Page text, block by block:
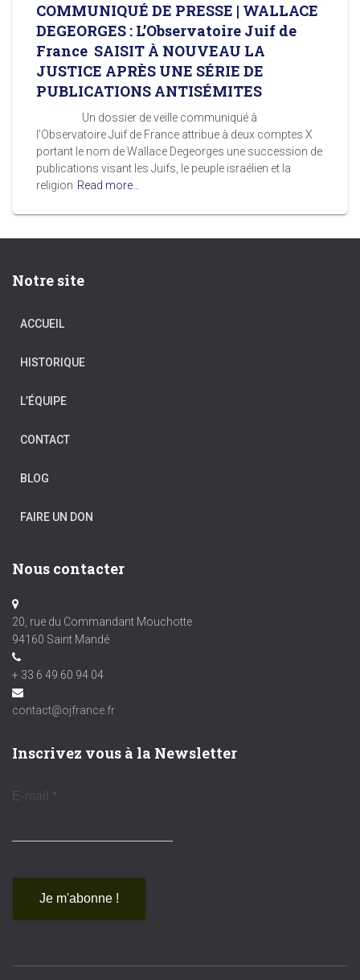
COMMUNIQUÉ DE PRESSE | WALLACE
DEGEORGES : L’Observatoire Juif de
France SAISIT À NOUVEAU LA
JUSTICE APRÈS UNE SÉRIE DE
PUBLICATIONS ANTISÉMITES
Un dossier de veille communiqué à
l’Observatoire Juif de France attribue à deux comptes X
portant le nom de Wallace Degeorges une succession de
publications visant les Juifs, le peuple israélien et la
religion Read more…
Notre site
ACCUEIL
HISTORIQUE
L’ÉQUIPE
CONTACT
BLOG
FAIRE UN DON
Nous contacter
20, rue du Commandant Mouchotte
94160 Saint Mandé
+ 33 6 49 60 94 04
contact@ojfrance.fr
Inscrivez vous à la Newsletter
E-mail *